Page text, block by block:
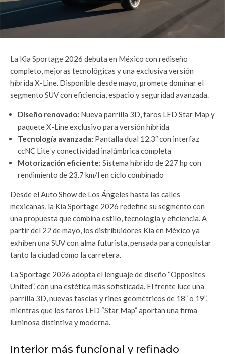
La Kia Sportage 2026 debuta en México con rediseño
completo, mejoras tecnológicas y una exclusiva versión
híbrida X-Line. Disponible desde mayo, promete dominar el
segmento SUV con eficiencia, espacio y seguridad avanzada.
Diseño renovado: Nueva parrilla 3D, faros LED Star Map y
paquete X-Line exclusivo para versión híbrida
Tecnología avanzada: Pantalla dual 12.3″ con interfaz
ccNC Lite y conectividad inalámbrica completa
Motorización eficiente: Sistema híbrido de 227 hp con
rendimiento de 23.7 km/l en ciclo combinado
Desde el Auto Show de Los Ángeles hasta las calles
mexicanas, la Kia Sportage 2026 redefine su segmento con
una propuesta que combina estilo, tecnología y eficiencia. A
partir del 22 de mayo, los distribuidores Kia en México ya
exhiben una SUV con alma futurista, pensada para conquistar
tanto la ciudad como la carretera.
La Sportage 2026 adopta el lenguaje de diseño “Opposites
United”, con una estética más sofisticada. El frente luce una
parrilla 3D, nuevas fascias y rines geométricos de 18” o 19”,
mientras que los faros LED “Star Map” aportan una firma
luminosa distintiva y moderna.
Interior más funcional y refinado